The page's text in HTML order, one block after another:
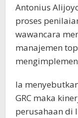
Antonius
proses
wawancara
manajemen
Ia
GRC maka
perusahaan di